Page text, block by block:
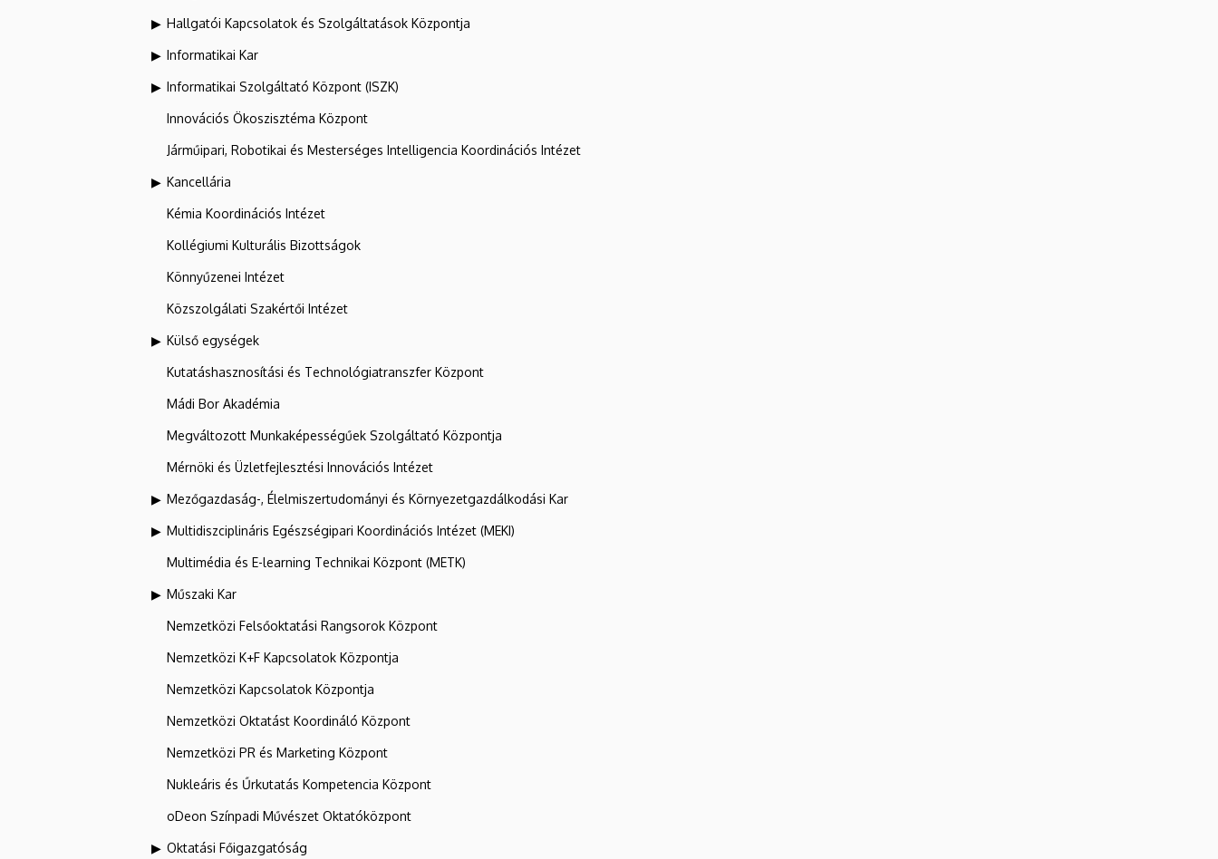
Hallgatói Kapcsolatok és Szolgáltatások Központja
Informatikai Kar
Informatikai Szolgáltató Központ (ISZK)
Innovációs Ökoszisztéma Központ
Járműipari, Robotikai és Mesterséges Intelligencia Koordinációs Intézet
Kancellária
Kémia Koordinációs Intézet
Kollégiumi Kulturális Bizottságok
Könnyűzenei Intézet
Közszolgálati Szakértői Intézet
Külső egységek
Kutatáshasznosítási és Technológiatranszfer Központ
Mádi Bor Akadémia
Megváltozott Munkaképességűek Szolgáltató Központja
Mérnöki és Üzletfejlesztési Innovációs Intézet
Mezőgazdaság-, Élelmiszertudományi és Környezetgazdálkodási Kar
Multidiszciplináris Egészségipari Koordinációs Intézet (MEKI)
Multimédia és E-learning Technikai Központ (METK)
Műszaki Kar
Nemzetközi Felsőoktatási Rangsorok Központ
Nemzetközi K+F Kapcsolatok Központja
Nemzetközi Kapcsolatok Központja
Nemzetközi Oktatást Koordináló Központ
Nemzetközi PR és Marketing Központ
Nukleáris és Űrkutatás Kompetencia Központ
oDeon Színpadi Művészet Oktatóközpont
Oktatási Főigazgatóság